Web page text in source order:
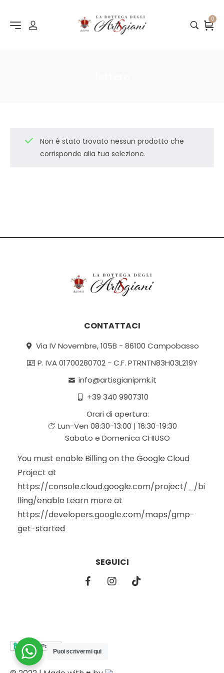
0
Non è stato trovato nessun prodotto che
corrisponde alla tua selezione.
CONTATTACI
Via IV Novembre, 105B - 86100 Campobasso
P. IVA 01700280702 - C.F. PTRNTN83H03L219Y
info@artisgianipmk.it
+39 340 9907310
Orari di apertura:
Lun-Ven 08:30-13:00 | 16:30-19:30
Sabato e Domenica CHIUSO
You must enable Billing on the Google Cloud
Project at
https://console.cloud.google.com/project/_/bi
lling/enable Learn more at
https://developers.google.com/maps/gmp-
get-started
SEGUICI
Puoi scrivermi qui